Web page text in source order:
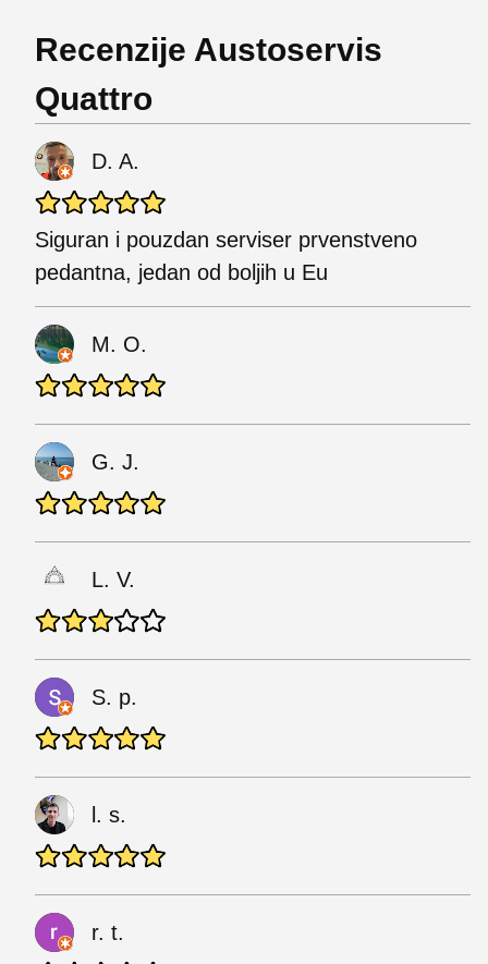
Recenzije Austoservis
Quattro
D. A.
Siguran i pouzdan serviser prvenstveno
pedantna, jedan od boljih u Eu
M. O.
G. J.
L. V.
S. p.
l. s.
r. t.